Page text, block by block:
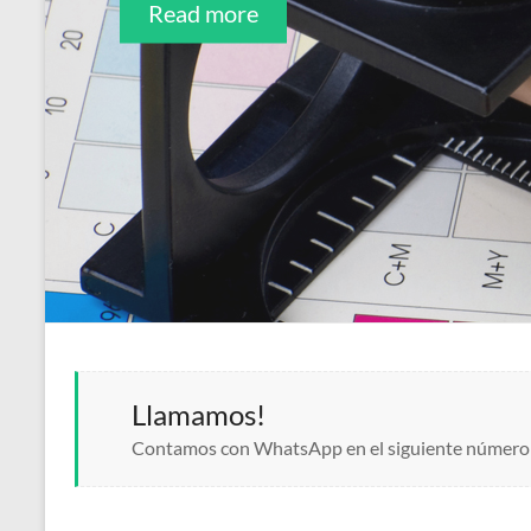
Read more
Read more
Llamamos!
Contamos con WhatsApp en el siguiente número